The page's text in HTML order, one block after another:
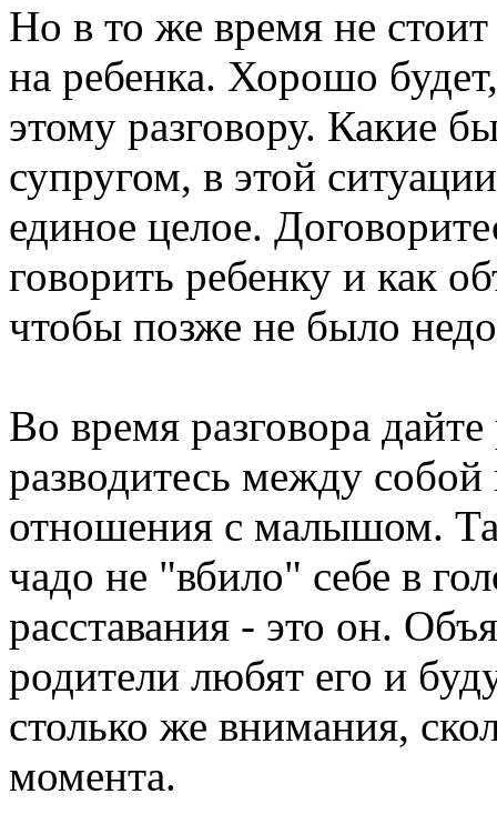
Но в то же время не
на ребенка. Хорошо
этому разговору. Какие
супругом, в этой
единое целое.
говорить ребенку и как
чтобы позже не было
Во время разговора
разводитесь между
отношения с малышом.
чадо не "вбило" себе в
расставания - это он.
родители любят его и
столько же внимания,
момента.